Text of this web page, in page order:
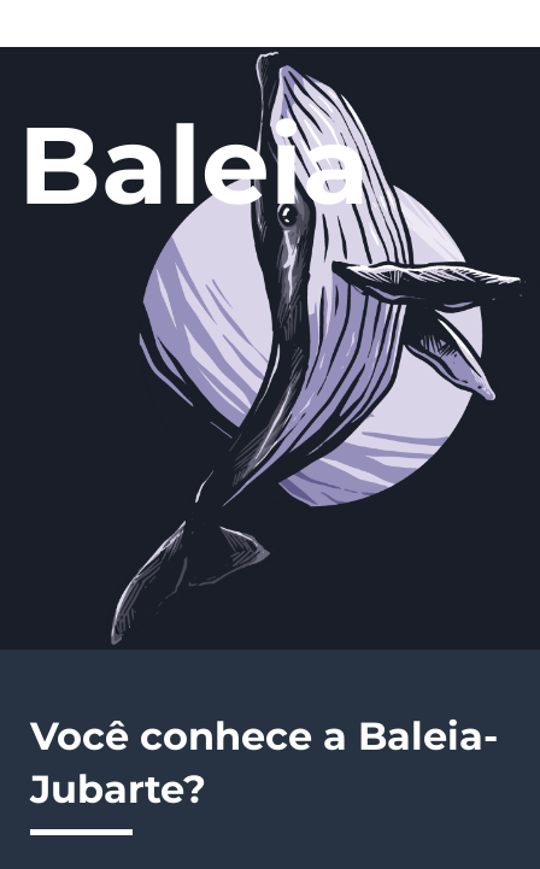
Baleia
Você conhece a Baleia-
Jubarte?